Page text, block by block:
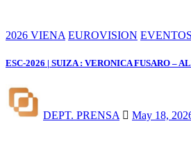
2026 VIENA EUROVISION EVENTOS
ESC-2026 | SUIZA : VERONICA FUSARO –
DEPT. PRENSA May 18,